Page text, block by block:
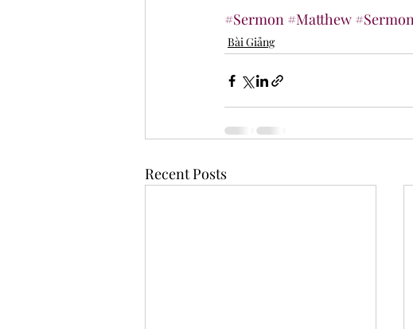
#Sermon #Matthew
Bài Giảng
Recent Posts